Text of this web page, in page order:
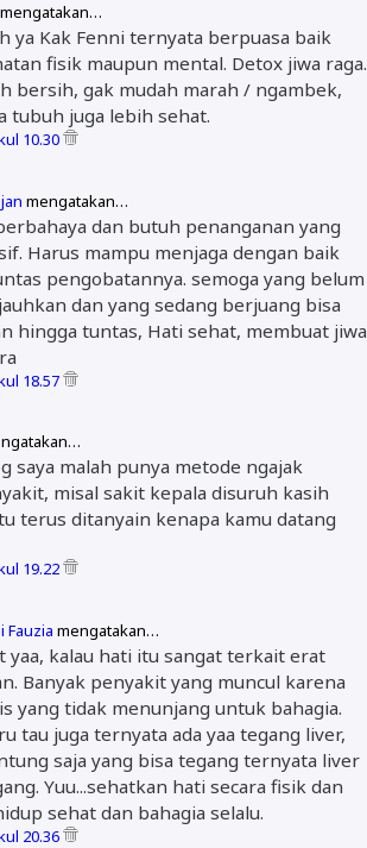
mengatakan…
ya Kak Fenni ternyata berpuasa baik
fisik maupun mental. Detox jiwa raga.
bersih, gak mudah marah / ngambek,
tubuh juga lebih sehat.
10.30
mengatakan…
dan butuh penanganan yang
Harus mampu menjaga dengan baik
pengobatannya. semoga yang belum
dan yang sedang berjuang bisa
hingga tuntas, Hati sehat, membuat jiwa
18.57
saya malah punya metode ngajak
misal sakit kepala disuruh kasih
terus ditanyain kenapa kamu datang
19.22
Fauzia mengatakan…
yaa, kalau hati itu sangat terkait erat
Banyak penyakit yang muncul karena
yang tidak menunjang untuk bahagia.
tau juga ternyata ada yaa tegang liver,
saja yang bisa tegang ternyata liver
Yuu...sehatkan hati secara fisik dan
sehat dan bahagia selalu.
20.36